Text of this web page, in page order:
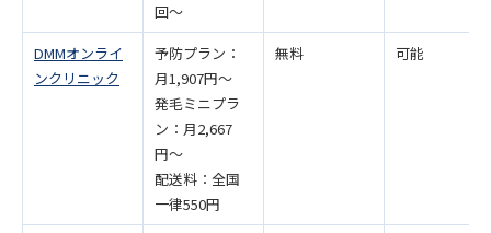
回〜
DMMオンライ
ンクリニック
予防プラン：
月1,907円〜
発毛ミニプラ
ン：月2,667
円〜
配送料：全国
一律550円
無料 可能